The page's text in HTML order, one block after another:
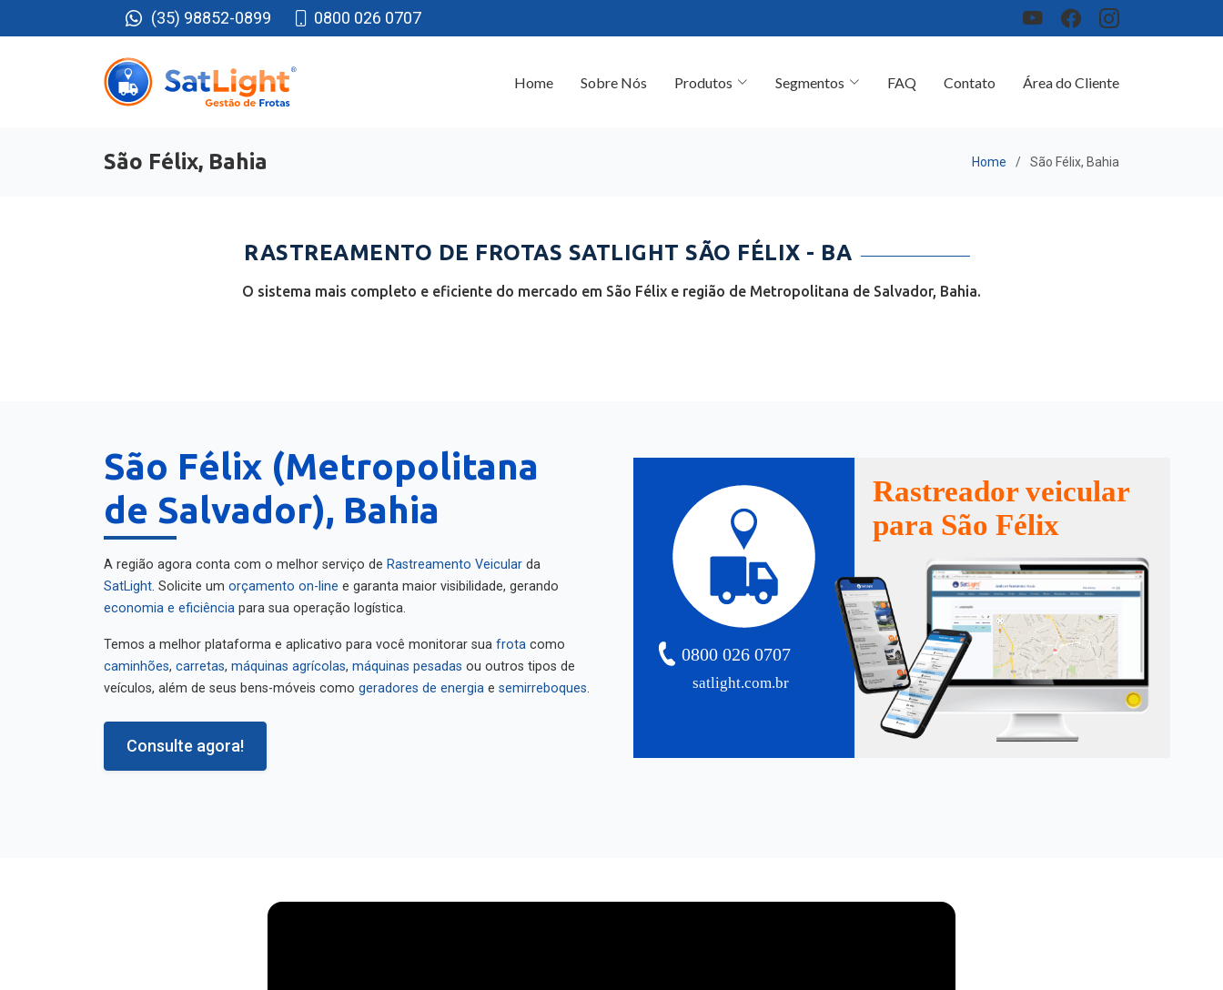
(35) 98852-0899 0800 026 0707
Home Sobre Nós Produtos Segmentos FAQ Contato Área do Cliente
São Félix, Bahia Home São Félix, Bahia
RASTREAMENTO DE FROTAS SATLIGHT SÃO FÉLIX - BA
O sistema mais completo e eficiente do mercado em São Félix e região de Metropolitana de Salvador, Bahia.
São Félix (Metropolitana
de Salvador), Bahia
A região agora conta com o melhor serviço de Rastreamento Veicular da
SatLight. Solicite um orçamento on-line e garanta maior visibilidade, gerando
economia e eficiência para sua operação logística.
Temos a melhor plataforma e aplicativo para você monitorar sua frota como
caminhões, carretas, máquinas agrícolas, máquinas pesadas ou outros tipos de
veículos, além de seus bens-móveis como geradores de energia e semirreboques.
Consulte agora!
satlight.com.br
0800 026 0707
Rastreador veicular
para São Félix